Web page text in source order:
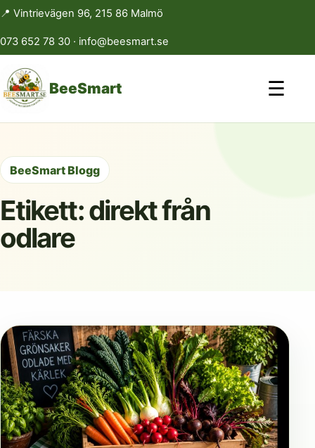
📍 Vintrievägen 96, 215 86 Malmö
073 652 78 30 · info@beesmart.se
BeeSmart ☰
BeeSmart Blogg
Etikett:direkt från
odlare